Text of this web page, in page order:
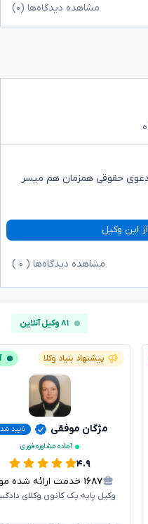
مشاهده دیدگاه‌ها (۰)
دعوی حقوقی همزمان هم میسر
این وکیل
مشاهده دیدگاه‌ها ( ۰
۸۱ وکیل آنلاین
پیشنهاد بنیاد وکلا
مژگان موفقی
تایید
آماده مشاوره فوری
۴.۹
۱۶۸۷ خدمت ارائه شده موفق
وکیل پایه یک کانون وکلای